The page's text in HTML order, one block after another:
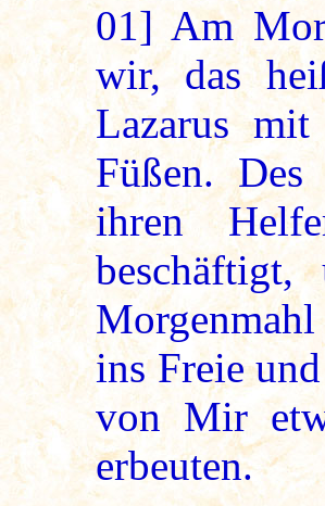
01] Am
wir, das
Lazarus
Füßen.
ihren
ins Freie
von Mir
erbeuten.